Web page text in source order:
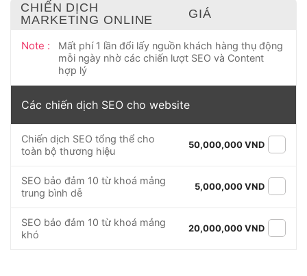
CHIẾN DỊCH
MARKETING ONLINE
GIÁ
Note :
Mất phí 1 lần đổi lấy nguồn khách hàng thụ động
mỗi ngày nhờ các chiến lượt SEO và Content
hợp lý
Các chiến dịch SEO cho website
Chiến dịch SEO tổng thể cho
toàn bộ thương hiệu
50,000,000 VND
SEO bảo đảm 10 từ khoá mảng
trung bình dễ
5,000,000 VND
SEO bảo đảm 10 từ khoá mảng
khó
20,000,000 VND